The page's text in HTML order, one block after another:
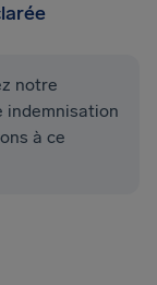
notre
indemnisation
à ce